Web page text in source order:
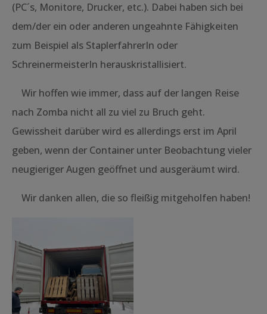
(PC´s, Monitore, Drucker, etc.). Dabei haben sich bei
dem/der ein oder anderen ungeahnte Fähigkeiten
zum Beispiel als StaplerfahrerIn oder
SchreinermeisterIn herauskristallisiert.
Wir hoffen wie immer, dass auf der langen Reise
nach Zomba nicht all zu viel zu Bruch geht.
Gewissheit darüber wird es allerdings erst im April
geben, wenn der Container unter Beobachtung vieler
neugieriger Augen geöffnet und ausgeräumt wird.
Wir danken allen, die so fleißig mitgeholfen haben!